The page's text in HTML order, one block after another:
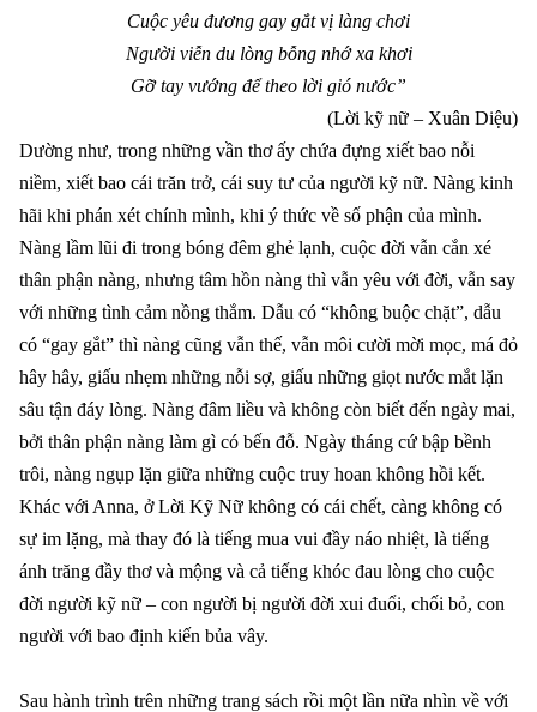
Cuộc yêu đương gay gắt vị làng chơi
Người viễn du lòng bỗng nhớ xa khơi
Gỡ tay vướng để theo lời gió nước”
(Lời kỹ nữ – Xuân Diệu)
Dường như, trong những vần thơ ấy chứa đựng xiết bao nỗi
niềm, xiết bao cái trăn trở, cái suy tư của người kỹ nữ. Nàng kinh
hãi khi phán xét chính mình, khi ý thức về số phận của mình.
Nàng lầm lũi đi trong bóng đêm ghẻ lạnh, cuộc đời vẫn cắn xé
thân phận nàng, nhưng tâm hồn nàng thì vẫn yêu với đời, vẫn say
với những tình cảm nồng thắm. Dẫu có “không buộc chặt”, dẫu
có “gay gắt” thì nàng cũng vẫn thế, vẫn môi cười mời mọc, má đỏ
hây hây, giấu nhẹm những nỗi sợ, giấu những giọt nước mắt lặn
sâu tận đáy lòng. Nàng đâm liều và không còn biết đến ngày mai,
bởi thân phận nàng làm gì có bến đỗ. Ngày tháng cứ bập bềnh
trôi, nàng ngụp lặn giữa những cuộc truy hoan không hồi kết.
Khác với Anna, ở Lời Kỹ Nữ không có cái chết, càng không có
sự im lặng, mà thay đó là tiếng mua vui đầy náo nhiệt, là tiếng
ánh trăng đầy thơ và mộng và cả tiếng khóc đau lòng cho cuộc
đời người kỹ nữ – con người bị người đời xui đuổi, chối bỏ, con
người với bao định kiến bủa vây.
Sau hành trình trên những trang sách rồi một lần nữa nhìn về với